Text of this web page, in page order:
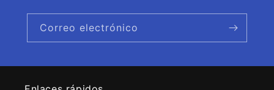
Correo electrónico